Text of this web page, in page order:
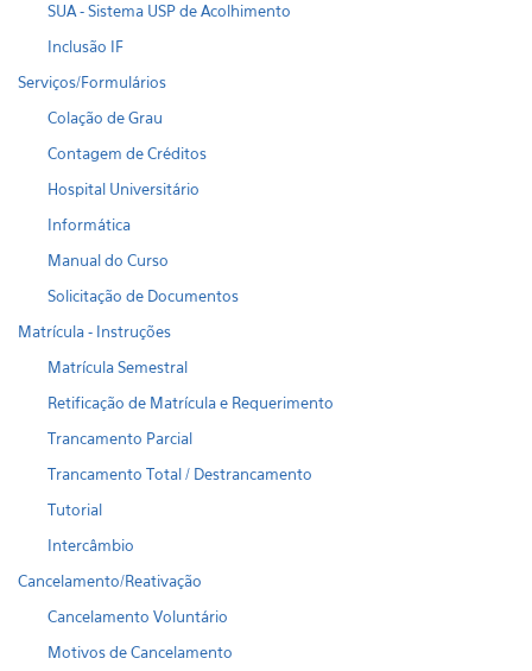
SUA - Sistema USP de Acolhimento
Inclusão IF
Serviços/Formulários
Colação de Grau
Contagem de Créditos
Hospital Universitário
Informática
Manual do Curso
Solicitação de Documentos
Matrícula - Instruções
Matrícula Semestral
Retificação de Matrícula e Requerimento
Trancamento Parcial
Trancamento Total / Destrancamento
Tutorial
Intercâmbio
Cancelamento/Reativação
Cancelamento Voluntário
Motivos de Cancelamento